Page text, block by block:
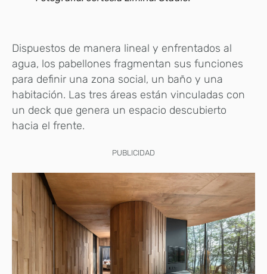
Dispuestos de manera lineal y enfrentados al
agua, los pabellones fragmentan sus funciones
para definir una zona social, un baño y una
habitación. Las tres áreas están vinculadas con
un deck que genera un espacio descubierto
hacia el frente.
PUBLICIDAD